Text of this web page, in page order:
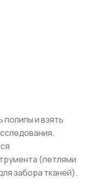
и взять
(петлями
забора тканей).